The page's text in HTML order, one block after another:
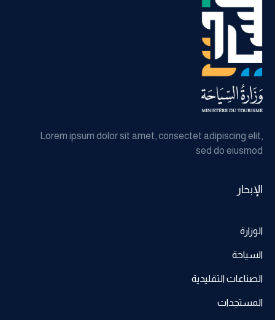
Lorem ipsum dolor sit amet, consectet adipiscing elit,
sed do eiusmod
الإبحار
الوزارة
السياحة
الصناعات التقليدية
المستجدات